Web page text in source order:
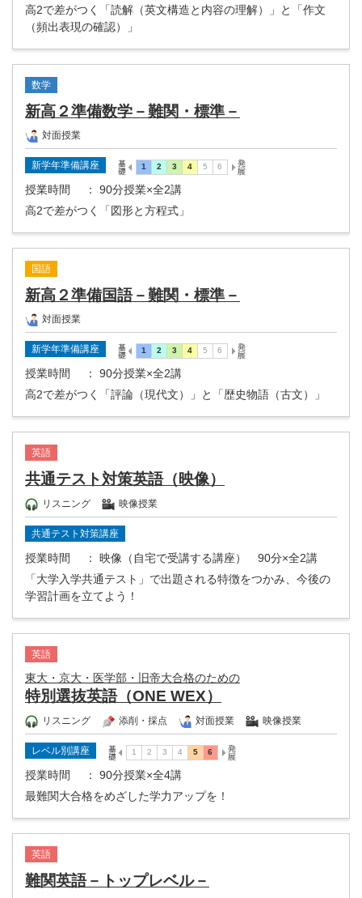
高2で差がつく「読解（英文構造と内容の理解）」と「作文
（頻出表現の確認）」
数学
新高２準備数学－難関・標準－
対面授業
新学年準備講座
授業時間
： 90分授業×全2講
高2で差がつく「図形と方程式」
国語
新高２準備国語－難関・標準－
対面授業
新学年準備講座
授業時間
： 90分授業×全2講
高2で差がつく「評論（現代文）」と「歴史物語（古文）」
英語
共通テスト対策英語（映像）
リスニング 映像授業
共通テスト対策講座
授業時間
： 映像（自宅で受講する講座） 90分×全2講
「大学入学共通テスト」で出題される特徴をつかみ、今後の
学習計画を立てよう！
英語
東大・京大・医学部・旧帝大合格のための
特別選抜英語（ONE WEX）
リスニング 添削・採点 対面授業 映像授業
レベル別講座
授業時間
： 90分授業×全4講
最難関大合格をめざした学力アップを！
英語
難関英語－トップレベル－